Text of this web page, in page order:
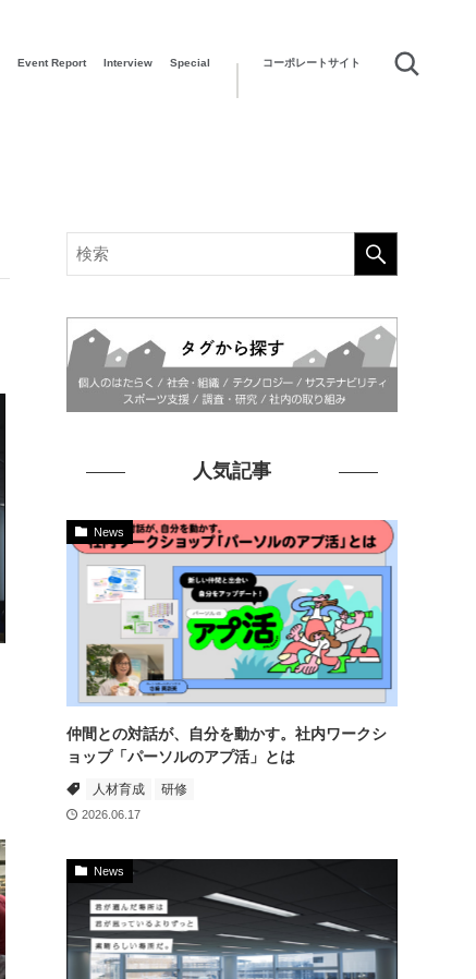
Event Report Interview Special コーポレートサイト
人気記事
News
仲間との対話が、自分を動かす。社内ワークシ
ョップ「パーソルのアプ活」とは
人材育成 研修
2026.06.17
News